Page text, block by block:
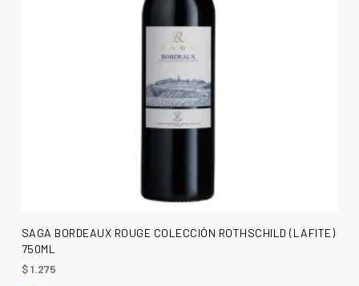
AÑADIR AL CARRITO
SAGA BORDEAUX ROUGE COLECCIÓN ROTHSCHILD (LAFITE)
750ML
$1.275